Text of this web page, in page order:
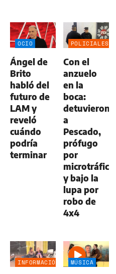
OCIO
Ángel de
Brito
habló del
futuro de
LAM y
reveló
cuándo
podría
terminar
POLICIALES
Con el
anzuelo
en la
boca:
detuvieron
a
Pescado,
prófugo
por
microtráfico
y bajo la
lupa por
robo de
4x4
INFORMACIÓN
MÚSICA